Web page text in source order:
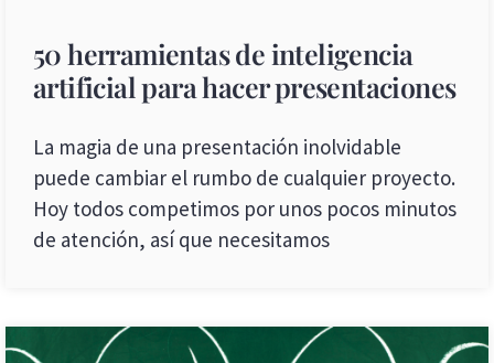
50 herramientas de inteligencia
artificial para hacer presentaciones
La magia de una presentación inolvidable
puede cambiar el rumbo de cualquier proyecto.
Hoy todos competimos por unos pocos minutos
de atención, así que necesitamos